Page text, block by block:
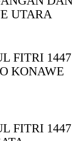
UTARA
FITRI 1447
KONAWE
FITRI 1447